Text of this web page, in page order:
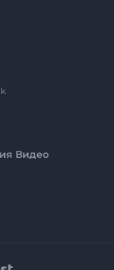
Видео